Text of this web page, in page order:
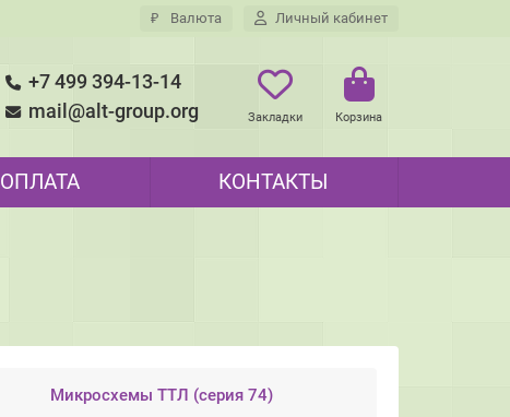
₽ Валюта Личный кабинет
+7 499 394-13-14
mail@alt-group.org
Закладки Корзина
ОПЛАТА КОНТАКТЫ
Микросхемы ТТЛ (серия 74)